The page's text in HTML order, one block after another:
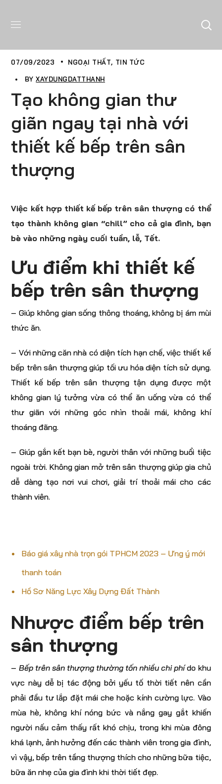
07/09/2023 NGOẠI THẤT TIN TỨC
BYXAYDUNGDATTHANH
Tạo không gian thư
giãn ngay tại nhà với
thiết kế bếp trên sân
thượng
Việc kết hợp thiết kế bếp trên sân thượng có thể
tạo thành không gian “chill” cho cả gia đình, bạn
bè vào những ngày cuối tuần, lễ, Tết.
Ưu điểm khi thiết kế
bếp trên sân thượng
– Giúp không gian sống thông thoáng, không bị ám mùi
thức ăn.
– Với những căn nhà có diện tích hạn chế, việc thiết kế
bếp trên sân thượng giúp tối ưu hóa diện tích sử dụng.
Thiết kế bếp trên sân thượng tận dụng được một
không gian lý tưởng vừa có thể ăn uống vừa có thể
thư giãn với những góc nhìn thoải mái, không khí
thoáng đãng.
– Giúp gắn kết bạn bè, người thân với những buổi tiệc
ngoài trời. Không gian mở trên sân thượng giúp gia chủ
dễ dàng tạo nơi vui chơi, giải trí thoải mái cho các
thành viên.
Báo giá xây nhà trọn gói TPHCM 2023 – Ưng ý mới
thanh toán
Hồ Sơ Năng Lực Xây Dựng Đất Thành
Nhược điểm bếp trên
sân thượng
– Bếp trên sân thượng thường tốn nhiều chi phído khu
vực này dễ bị tác động bởi yếu tố thời tiết nên cần
phải đầu tư lắp đặt mái che hoặc kính cường lực. Vào
mùa hè, không khí nóng bức và nắng gay gắt khiến
người nấu cảm thấy rất khó chịu, trong khi mùa đông
khá lạnh, ảnh hưởng đến các thành viên trong gia đình,
vì vậy, bếp trên tầng thượng thích cho những bữa tiệc,
bữa ăn nhẹ của gia đình khi thời tiết đẹp.